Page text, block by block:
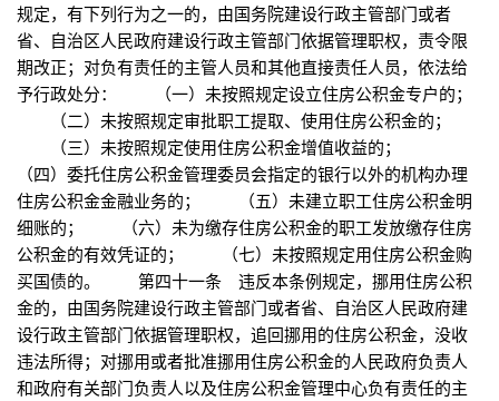
规定，有下列行为之一的，由国务院建设行政主管部门或者
省、自治区人民政府建设行政主管部门依据管理职权，责令限
期改正；对负有责任的主管人员和其他直接责任人员，依法给
予行政处分： （一）未按照规定设立住房公积金专户的；
（二）未按照规定审批职工提取、使用住房公积金的；
（三）未按照规定使用住房公积金增值收益的；
（四）委托住房公积金管理委员会指定的银行以外的机构办理
住房公积金金融业务的； （五）未建立职工住房公积金明
细账的； （六）未为缴存住房公积金的职工发放缴存住房
公积金的有效凭证的； （七）未按照规定用住房公积金购
买国债的。 第四十一条 违反本条例规定，挪用住房公积
金的，由国务院建设行政主管部门或者省、自治区人民政府建
设行政主管部门依据管理职权，追回挪用的住房公积金，没收
违法所得；对挪用或者批准挪用住房公积金的人民政府负责人
和政府有关部门负责人以及住房公积金管理中心负有责任的主